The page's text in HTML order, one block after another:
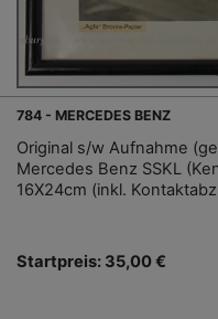
784 - MERCEDES BENZ
Original s/w Aufnahme
Mercedes Benz SSKL
16X24cm (inkl.
Startpreis: 35,00 €